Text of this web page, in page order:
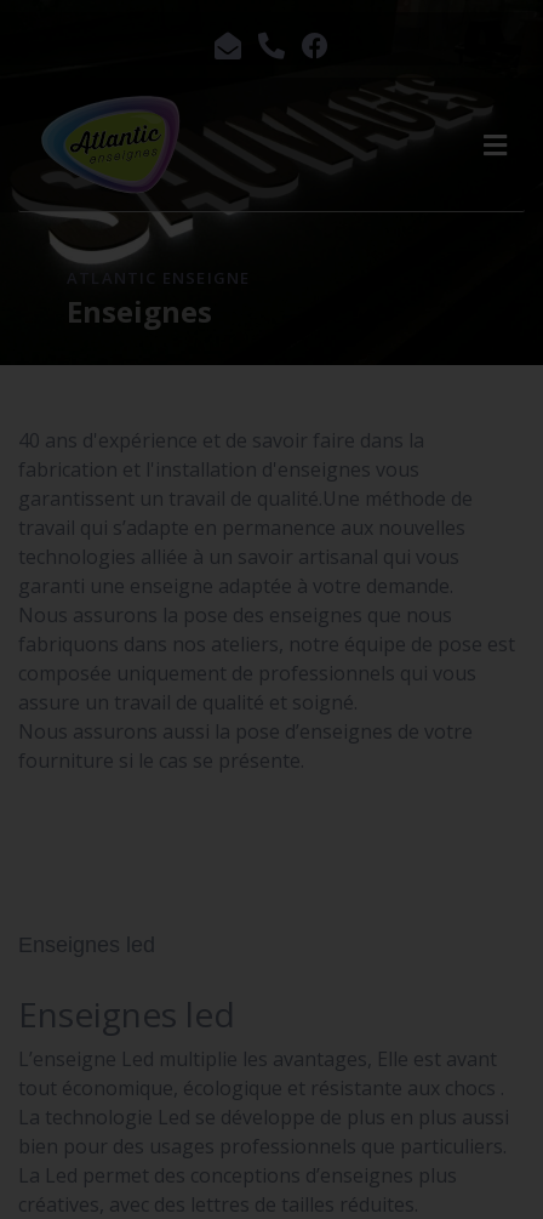
ATLANTIC ENSEIGNE
Enseignes
40 ans d'expérience et de savoir faire dans la
fabrication et l'installation d'enseignes vous
garantissent un travail de qualité.Une méthode de
travail qui s’adapte en permanence aux nouvelles
technologies alliée à un savoir artisanal qui vous
garanti une enseigne adaptée à votre demande.
Nous assurons la pose des enseignes que nous
fabriquons dans nos ateliers, notre équipe de pose est
composée uniquement de professionnels qui vous
assure un travail de qualité et soigné.
Nous assurons aussi la pose d’enseignes de votre
fourniture si le cas se présente.
Enseignes led
Enseignes led
L’enseigne Led multiplie les avantages, Elle est avant
tout économique, écologique et résistante aux chocs .
La technologie Led se développe de plus en plus aussi
bien pour des usages professionnels que particuliers.
La Led permet des conceptions d’enseignes plus
créatives, avec des lettres de tailles réduites.